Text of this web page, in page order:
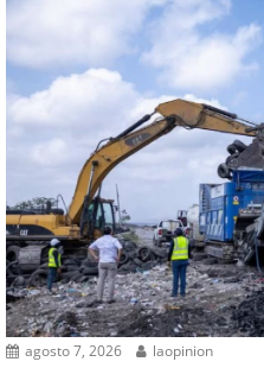
agosto 7, 2026 laopinion